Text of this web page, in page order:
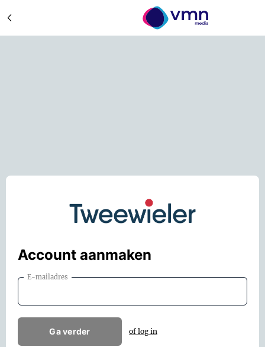
Account aanmaken
E-mailadres
Ga verder of log in